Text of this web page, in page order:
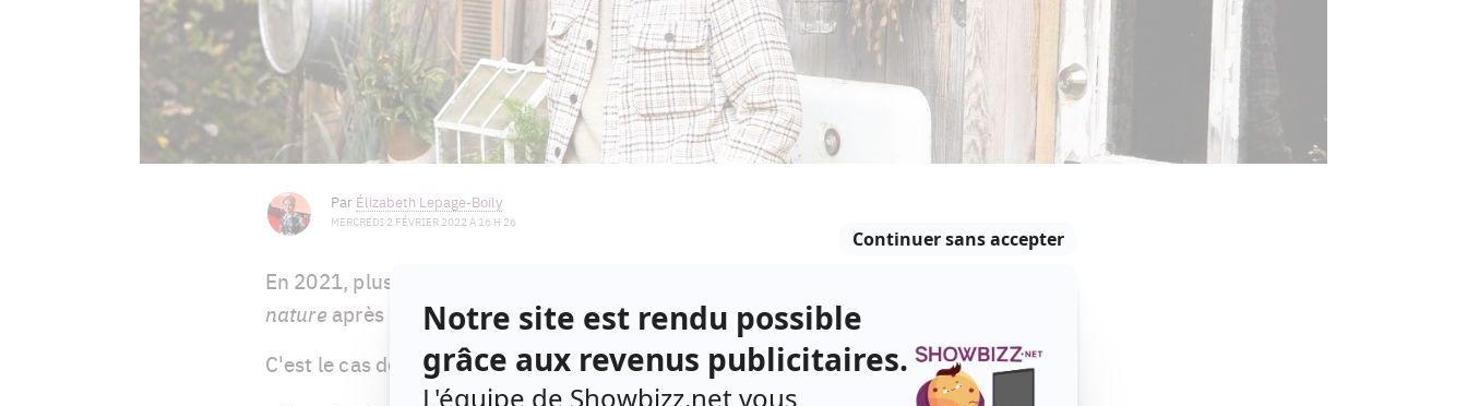
Par Élizabeth Lepage-Boily
MERCREDI 2 FÉVRIER 2022 À 16 H 26
En 2021, plusieurs artistes ont enfin accepté de participer à
nature après plusieurs refus par les années passées.
C'est le cas de la femme d'affaires Lise Watier.